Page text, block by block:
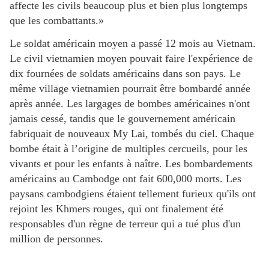
affecte les civils beaucoup plus et bien plus longtemps
que les combattants.»
Le soldat américain moyen a passé 12 mois au Vietnam.
Le civil vietnamien moyen pouvait faire l'expérience de
dix fournées de soldats américains dans son pays. Le
même village vietnamien pourrait être bombardé année
après année. Les largages de bombes américaines n'ont
jamais cessé, tandis que le gouvernement américain
fabriquait de nouveaux My Lai, tombés du ciel. Chaque
bombe était à l’origine de multiples cercueils, pour les
vivants et pour les enfants à naître. Les bombardements
américains au Cambodge ont fait 600,000 morts. Les
paysans cambodgiens étaient tellement furieux qu'ils ont
rejoint les Khmers rouges, qui ont finalement été
responsables d'un règne de terreur qui a tué plus d'un
million de personnes.